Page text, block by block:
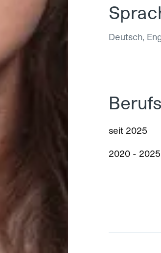
Deutsch,
seit 2025
2020 - 2025